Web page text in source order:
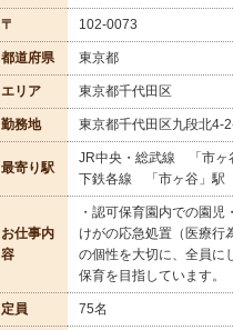
〒 102-0073
都道府県 東京都
エリア 東京都千代田区
勤務地 東京都千代田区九段北4-
最寄り駅
JR中央・総武線 「市ヶ
下鉄各線 「市ヶ谷」
お仕事内
容
・認可保育園内での園児
けがの応急処置（医療行
の個性を大切に、全員に
保育を目指しています。
定員
75名